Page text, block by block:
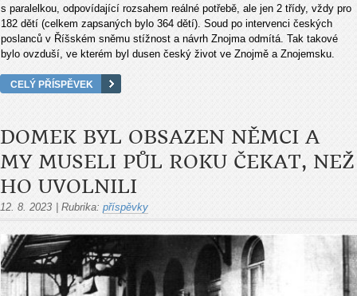
s paralelkou, odpovídající rozsahem reálné potřebě, ale jen 2 třídy, vždy pro
182 dětí (celkem zapsaných bylo 364 dětí). Soud po intervenci českých
poslanců v Říšském sněmu stížnost a návrh Znojma odmítá. Tak takové
bylo ovzduší, ve kterém byl dusen český život ve Znojmě a Znojemsku.
CELÝ PŘÍSPĚVEK
DOMEK BYL OBSAZEN NĚMCI A
MY MUSELI PŮL ROKU ČEKAT, NEŽ
HO UVOLNILI
12. 8. 2023 | Rubrika: příspěvky